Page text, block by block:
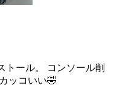
トール。 コンソール削
ッコいい🤣